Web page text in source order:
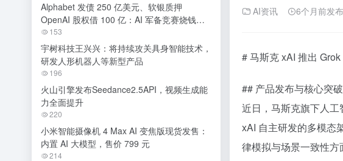
AI资讯 6个月前发布
# 马斯克 xAI 推出
## 产品发布与核心突破
近日，马斯克旗下人
xAI 自主研发的多模态
律模拟与场景一致性方
Alphabet 发债 250 亿美元、软银质押
OpenAI 股权借 100 亿：AI 军备竞赛烧钱无
休止
153
宇树科技王兴兴：将持续攻关具身智能技术，
研发人形机器人等新型产品
196
火山引擎发布Seedance2.5API，视频生成能
力全面提升
220
小米智能摄像机 4 Max AI 变焦版现货发售：
内置 AI 大模型，售价 799 元
214